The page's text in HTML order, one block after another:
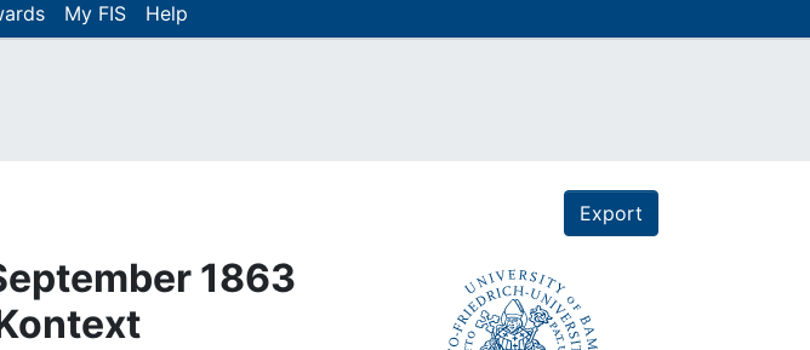
My FIS Help
Export
1863